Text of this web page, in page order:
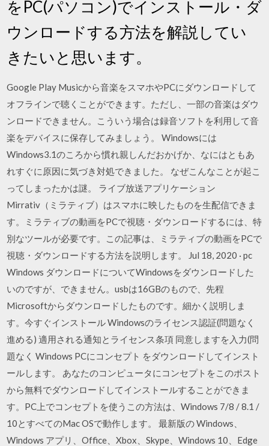
をPC(パソコン)でインストール・ダ
ウンロードする方法を解説してい
きたいと思います。
Google Play Musicから音楽をスマホやPCにダウンロードして
オフラインで聴くことができます。ただし、一部の音楽はダウ
ンロードできません。こういう場合は録音ソフトを利用して音
楽をデバイスに保存してみましょう。 Windowsには
Windows3.1のころから慣れ親しんだおかげか、なにはともあ
れすぐに原因に気づき対処できました。 なぜこんなことが起こ
ってしまったかは謎。 ライブ放送アプリケーション
Mirrativ（ミラティブ）はスマホに映したものを生配信できま
す。ミラティブの動画をPCで視聴・ダウンロードするには、特
別なツールが必要です。この記事は、ミラティブの動画をPCで
視聴・ダウンロードする方法を説明します。 Jul 18, 2020 · pc
Windows ダウンロードについてWindowsをダウンロードした
いのですが、できません。usbは16GBのもので、先程
Microsoftからダウンロードしたものです。細かく説明しま
す。今すぐインストール Windowsのライセンス認証(問題なく
進める) 適用される通知とライセンス条項 同意しますを入力(問
題なく Windows PCにコンセプト をダウンロードしてインスト
ールします。 あなたのコンピュータにコンセプトをこのポスト
から無料でダウンロードしてインストールすることができま
す。PC上でコンセプトを使うこの方法は、Windows 7/8 / 8.1 /
10とすべてのMac OSで動作します。 最新版の Windows、
Windows アプリ、Office、Xbox、Skype、Windows 10、Edge